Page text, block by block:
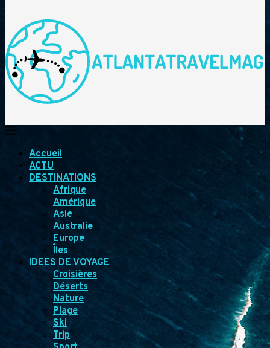
Accueil
ACTU
DESTINATIONS
Afrique
Amérique
Asie
Australie
Europe
Îles
IDEES DE VOYAGE
Croisières
Déserts
Nature
Plage
Ski
Trip